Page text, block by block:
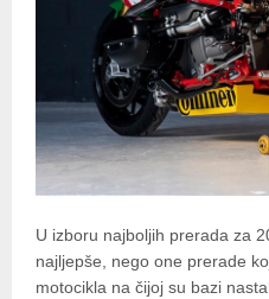
U izboru najboljih prerada za
najljepše, nego one prerade
motocikla na čijoj su bazi